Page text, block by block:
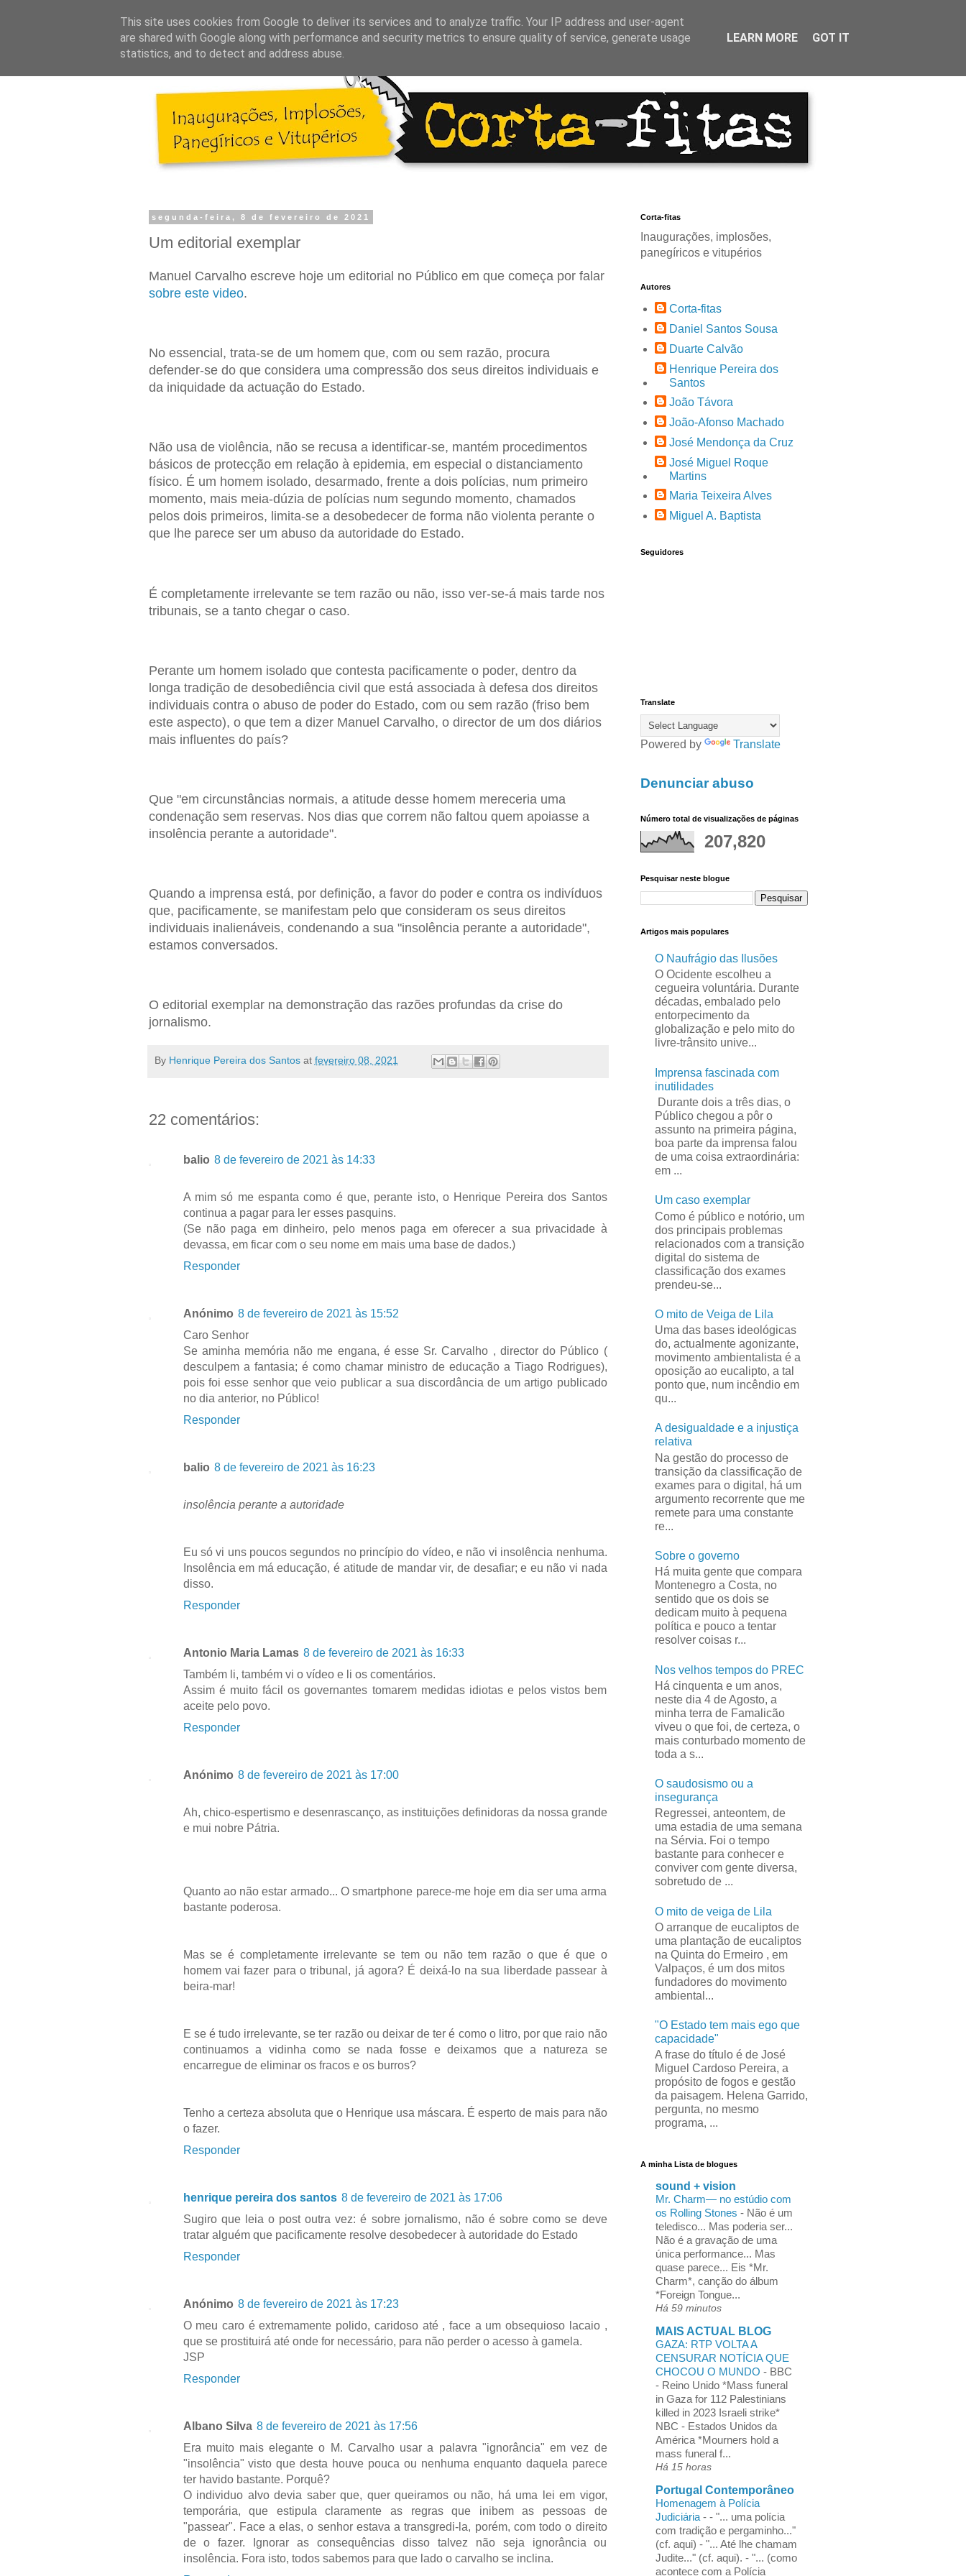
segunda-feira, 8 de fevereiro de 2021
Um editorial exemplar
Manuel Carvalho escreve hoje um editorial no Público em que começa por falar
sobre este video.
No essencial, trata-se de um homem que, com ou sem razão, procura
defender-se do que considera uma compressão dos seus direitos individuais e
da iniquidade da actuação do Estado.
Não usa de violência, não se recusa a identificar-se, mantém procedimentos
básicos de protecção em relação à epidemia, em especial o distanciamento
físico. É um homem isolado, desarmado, frente a dois polícias, num primeiro
momento, mais meia-dúzia de polícias num segundo momento, chamados
pelos dois primeiros, limita-se a desobedecer de forma não violenta perante o
que lhe parece ser um abuso da autoridade do Estado.
É completamente irrelevante se tem razão ou não, isso ver-se-á mais tarde nos
tribunais, se a tanto chegar o caso.
Perante um homem isolado que contesta pacificamente o poder, dentro da
longa tradição de desobediência civil que está associada à defesa dos direitos
individuais contra o abuso de poder do Estado, com ou sem razão (friso bem
este aspecto), o que tem a dizer Manuel Carvalho, o director de um dos diários
mais influentes do país?
Que "em circunstâncias normais, a atitude desse homem mereceria uma
condenação sem reservas. Nos dias que correm não faltou quem apoiasse a
insolência perante a autoridade".
Quando a imprensa está, por definição, a favor do poder e contra os indivíduos
que, pacificamente, se manifestam pelo que consideram os seus direitos
individuais inalienáveis, condenando a sua "insolência perante a autoridade",
estamos conversados.
O editorial exemplar na demonstração das razões profundas da crise do
jornalismo.
By Henrique Pereira dos Santos at fevereiro 08, 2021
22 comentários:
balio 8 de fevereiro de 2021 às 14:33
A mim só me espanta como é que, perante isto, o Henrique Pereira dos Santos
continua a pagar para ler esses pasquins.
(Se não paga em dinheiro, pelo menos paga em oferecer a sua privacidade à
devassa, em ficar com o seu nome em mais uma base de dados.)
Responder
Anónimo 8 de fevereiro de 2021 às 15:52
Caro Senhor
Se aminha memória não me engana, é esse Sr. Carvalho , director do Público (
desculpem a fantasia; é como chamar ministro de educação a Tiago Rodrigues),
pois foi esse senhor que veio publicar a sua discordância de um artigo publicado
no dia anterior, no Público!
Responder
balio 8 de fevereiro de 2021 às 16:23
insolência perante a autoridade
Eu só vi uns poucos segundos no princípio do vídeo, e não vi insolência nenhuma.
Insolência em má educação, é atitude de mandar vir, de desafiar; e eu não vi nada
disso.
Responder
Antonio Maria Lamas 8 de fevereiro de 2021 às 16:33
Também li, também vi o vídeo e li os comentários.
Assim é muito fácil os governantes tomarem medidas idiotas e pelos vistos bem
aceite pelo povo.
Responder
Anónimo 8 de fevereiro de 2021 às 17:00
Ah, chico-espertismo e desenrascanço, as instituições definidoras da nossa grande
e mui nobre Pátria.
Quanto ao não estar armado... O smartphone parece-me hoje em dia ser uma arma
bastante poderosa.
Mas se é completamente irrelevante se tem ou não tem razão o que é que o
homem vai fazer para o tribunal, já agora? É deixá-lo na sua liberdade passear à
beira-mar!
E se é tudo irrelevante, se ter razão ou deixar de ter é como o litro, por que raio não
continuamos a vidinha como se nada fosse e deixamos que a natureza se
encarregue de eliminar os fracos e os burros?
Tenho a certeza absoluta que o Henrique usa máscara. É esperto de mais para não
o fazer.
Responder
henrique pereira dos santos 8 de fevereiro de 2021 às 17:06
Sugiro que leia o post outra vez: é sobre jornalismo, não é sobre como se deve
tratar alguém que pacificamente resolve desobedecer à autoridade do Estado
Responder
Anónimo 8 de fevereiro de 2021 às 17:23
O meu caro é extremamente polido, caridoso até , face a um obsequioso lacaio ,
que se prostituirá até onde for necessário, para não perder o acesso à gamela.
JSP
Responder
Albano Silva 8 de fevereiro de 2021 às 17:56
Era muito mais elegante o M. Carvalho usar a palavra "ignorância" em vez de
"insolência" visto que desta houve pouca ou nenhuma enquanto daquela parece
ter havido bastante. Porquê?
O individuo alvo devia saber que, quer queiramos ou não, há uma lei em vigor,
temporária, que estipula claramente as regras que inibem as pessoas de
"passear". Face a elas, o senhor estava a transgredi-la, porém, com todo o direito
de o fazer. Ignorar as consequências disso talvez não seja ignorância ou
insolência. Fora isto, todos sabemos para que lado o carvalho se inclina.
Corta-fitas
Inaugurações, implosões,
panegíricos e vitupérios
Autores
Corta-fitas
Daniel Santos Sousa
Duarte Calvão
Henrique Pereira dos
Santos
João Távora
João-Afonso Machado
José Mendonça da Cruz
José Miguel Roque
Martins
Maria Teixeira Alves
Miguel A. Baptista
Seguidores
Translate
Powered by Translate
Denunciar abuso
Número total de visualizações de páginas
207,820
Pesquisar neste blogue
Artigos mais populares
O Naufrágio das Ilusões
O Ocidente escolheu a
cegueira voluntária. Durante
décadas, embalado pelo
entorpecimento da
globalização e pelo mito do
livre-trânsito unive...
Imprensa fascinada com
inutilidades
Durante dois a três dias, o
Público chegou a pôr o
assunto na primeira página,
boa parte da imprensa falou
de uma coisa extraordinária:
em ...
Um caso exemplar
Como é público e notório, um
dos principais problemas
relacionados com a transição
digital do sistema de
classificação dos exames
prendeu-se...
O mito de Veiga de Lila
Uma das bases ideológicas
do, actualmente agonizante,
movimento ambientalista é a
oposição ao eucalipto, a tal
ponto que, num incêndio em
qu...
A desigualdade e a injustiça
relativa
Na gestão do processo de
transição da classificação de
exames para o digital, há um
argumento recorrente que me
remete para uma constante
re...
Sobre o governo
Há muita gente que compara
Montenegro a Costa, no
sentido que os dois se
dedicam muito à pequena
política e pouco a tentar
resolver coisas r...
Nos velhos tempos do PREC
Há cinquenta e um anos,
neste dia 4 de Agosto, a
minha terra de Famalicão
viveu o que foi, de certeza, o
mais conturbado momento de
toda a s...
O saudosismo ou a
insegurança
Regressei, anteontem, de
uma estadia de uma semana
na Sérvia. Foi o tempo
bastante para conhecer e
conviver com gente diversa,
sobretudo de ...
O mito de veiga de Lila
O arranque de eucaliptos de
uma plantação de eucaliptos
na Quinta do Ermeiro , em
Valpaços, é um dos mitos
fundadores do movimento
ambiental...
"O Estado tem mais ego que
capacidade"
A frase do título é de José
Miguel Cardoso Pereira, a
propósito de fogos e gestão
da paisagem. Helena Garrido,
pergunta, no mesmo
programa, ...
A minha Lista de blogues
sound + vision
Mr. Charm— no estúdio com
os Rolling Stones - Não é um
teledisco... Mas poderia ser...
Não é a gravação de uma
única performance... Mas
quase parece... Eis *Mr.
Charm*, canção do álbum
*Foreign Tongue...
Há 59 minutos
MAIS ACTUAL BLOG
GAZA: RTP VOLTA A
CENSURAR NOTÍCIA QUE
CHOCOU O MUNDO - BBC
- Reino Unido *Mass funeral
in Gaza for 112 Palestinians
killed in 2023 Israeli strike*
NBC - Estados Unidos da
América *Mourners hold a
mass funeral f...
Há 15 horas
Portugal Contemporâneo
Homenagem à Polícia
Judiciária - - "... uma polícia
com tradição e pergaminho..."
(cf. aqui) - "... Até lhe chamam
Judite..." (cf. aqui). - "... (como
acontece com a Polícia
This site uses cookies from Google to deliver its services and to analyze traffic. Your IP address and user-agent
are shared with Google along with performance and security metrics to ensure quality of service, generate usage
statistics, and to detect and address abuse.
LEARN MORE GOT IT